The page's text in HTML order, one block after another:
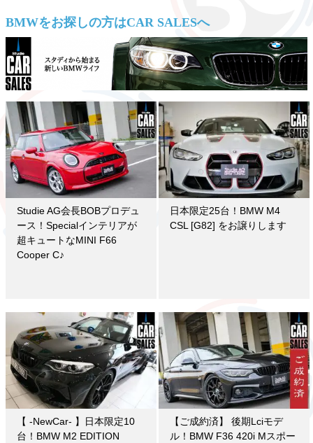
BMWをお探しの方はCAR SALESへ
Studie AG会長BOBプロデュ
ース！Specialインテリアが
超キュートなMINI F66
Cooper C♪
日本限定25台！BMW M4
CSL [G82] をお譲りします
【 -NewCar- 】日本限定10
台！BMW M2 EDITION
【ご成約済】 後期Lciモデ
ル！BMW F36 420i Mスポー